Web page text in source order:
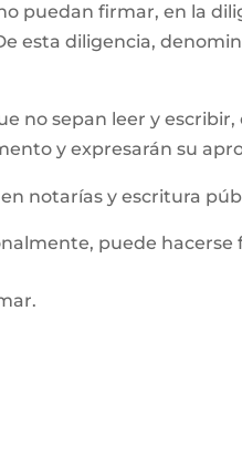
puedan firmar, en la
esta diligencia,
no sepan leer y
y expresarán su
notarías y escritura
puede hacerse